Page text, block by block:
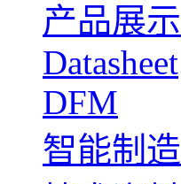
产品展示
Datasheet
DFM
智能制造